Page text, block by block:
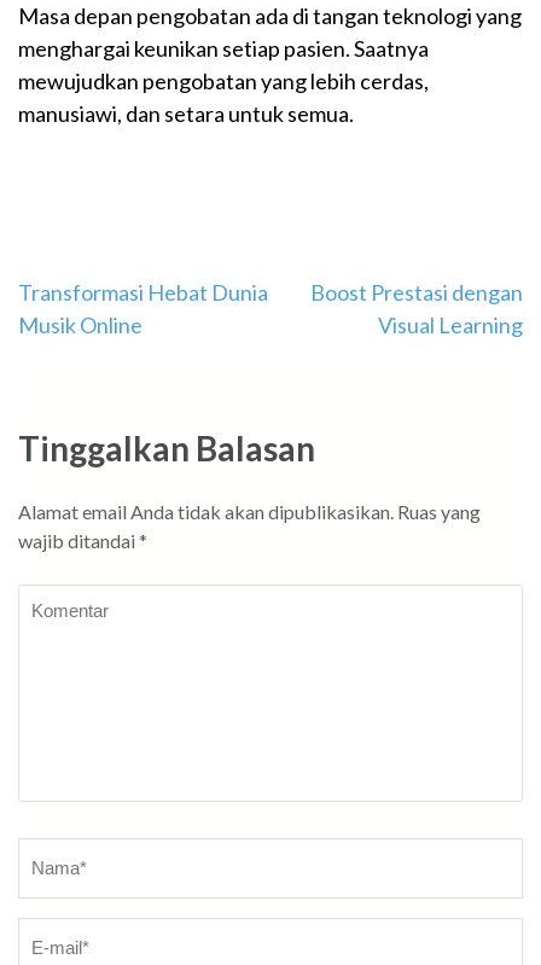
Masa depan pengobatan ada di tangan teknologi yang
menghargai keunikan setiap pasien. Saatnya
mewujudkan pengobatan yang lebih cerdas,
manusiawi, dan setara untuk semua.
Navigasi
pos
Transformasi Hebat Dunia
Musik Online
Boost Prestasi dengan
Visual Learning
Tinggalkan Balasan
Alamat email Anda tidak akan dipublikasikan. Ruas yang
wajib ditandai *